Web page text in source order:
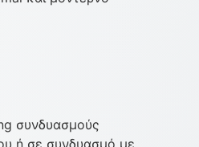
συνδυασμούς